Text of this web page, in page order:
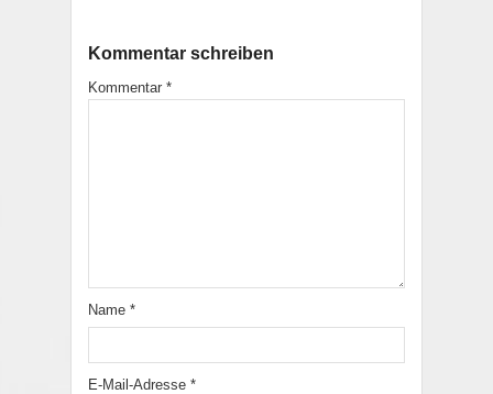
Kommentar schreiben
Kommentar *
Name *
E-Mail-Adresse *